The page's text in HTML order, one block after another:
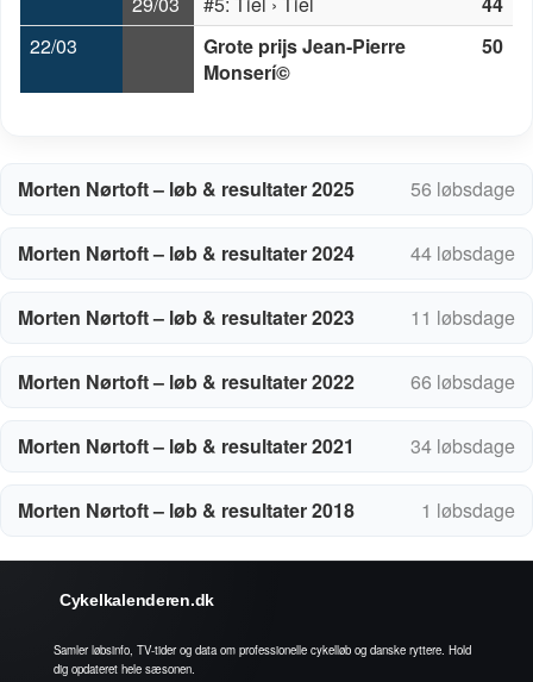
22/03
Grote prijs Jean-Pierre
Monserí©
50
Morten Nørtoft – løb & resultater 2025 56 løbsdage
Morten Nørtoft – løb & resultater 2024 44 løbsdage
Morten Nørtoft – løb & resultater 2023 11 løbsdage
Morten Nørtoft – løb & resultater 2022 66 løbsdage
Morten Nørtoft – løb & resultater 2021 34 løbsdage
Morten Nørtoft – løb & resultater 2018 1 løbsdage
Cykelkalenderen.dk
Samler løbsinfo, TV-tider og data om professionelle cykelløb og danske ryttere. Hold
dig opdateret hele sæsonen.